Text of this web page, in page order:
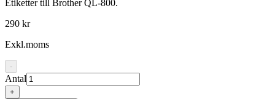
Etiketter till Brother QL-800.
290 kr
Exkl.moms
-
Antal
+